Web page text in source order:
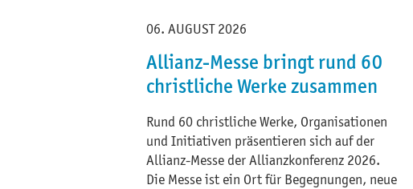
06. AUGUST 2026
Allianz-Messe bringt rund 60
christliche Werke zusammen
Rund 60 christliche Werke, Organisationen
und Initiativen präsentieren sich auf der
Allianz-Messe der Allianzkonferenz 2026.
Die Messe ist ein Ort für Begegnungen, neue